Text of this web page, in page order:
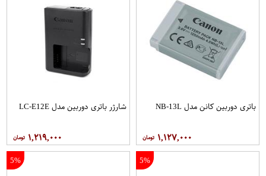
باتری دوربین کانن مدل NB-13L
۱,۱۲۷,۰۰۰
شارژر باتری دوربین مدل LC-E12E
۱,۲۱۹,۰۰۰
5%
5%